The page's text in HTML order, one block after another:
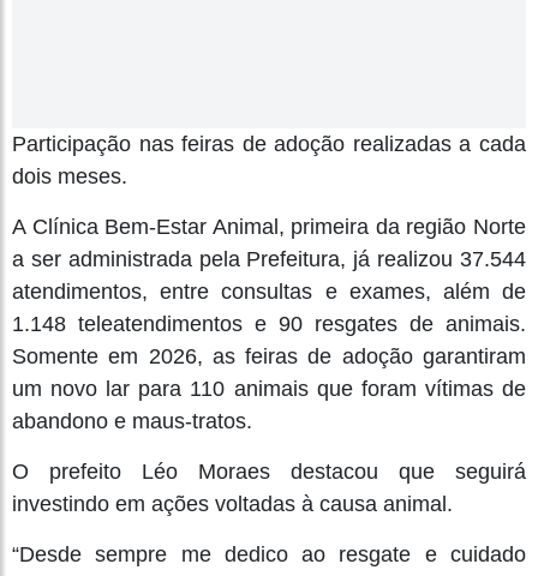
Participação nas feiras de adoção realizadas a cada
dois meses.
A Clínica Bem-Estar Animal, primeira da região Norte
a ser administrada pela Prefeitura, já realizou 37.544
atendimentos, entre consultas e exames, além de
1.148 teleatendimentos e 90 resgates de animais.
Somente em 2026, as feiras de adoção garantiram
um novo lar para 110 animais que foram vítimas de
abandono e maus-tratos.
O prefeito Léo Moraes destacou que seguirá
investindo em ações voltadas à causa animal.
“Desde sempre me dedico ao resgate e cuidado